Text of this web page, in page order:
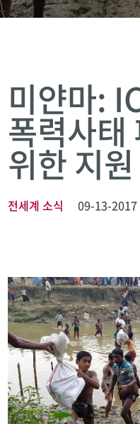
미얀마:
폭력사태
위한 지
전세계 소식 09-13-2017